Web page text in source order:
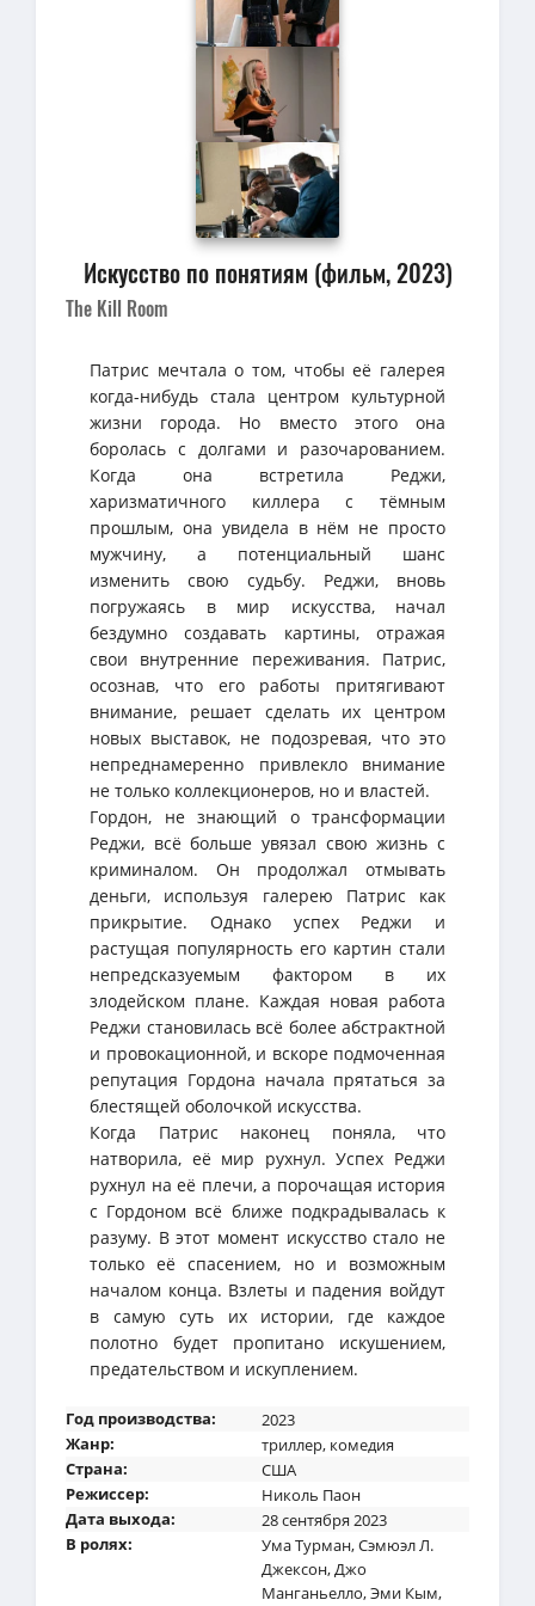
Искусство по понятиям (фильм, 2023)
The Kill Room
Патрис мечтала о том, чтобы её галерея
когда-нибудь стала центром культурной
жизни города. Но вместо этого она
боролась с долгами и разочарованием.
Когда она встретила Реджи,
харизматичного киллера с тёмным
прошлым, она увидела в нём не просто
мужчину, а потенциальный шанс
изменить свою судьбу. Реджи, вновь
погружаясь в мир искусства, начал
бездумно создавать картины, отражая
свои внутренние переживания. Патрис,
осознав, что его работы притягивают
внимание, решает сделать их центром
новых выставок, не подозревая, что это
непреднамеренно привлекло внимание
не только коллекционеров, но и властей.
Гордон, не знающий о трансформации
Реджи, всё больше увязал свою жизнь с
криминалом. Он продолжал отмывать
деньги, используя галерею Патрис как
прикрытие. Однако успех Реджи и
растущая популярность его картин стали
непредсказуемым фактором в их
злодейском плане. Каждая новая работа
Реджи становилась всё более абстрактной
и провокационной, и вскоре подмоченная
репутация Гордона начала прятаться за
блестящей оболочкой искусства.
Когда Патрис наконец поняла, что
натворила, её мир рухнул. Успех Реджи
рухнул на её плечи, а порочащая история
с Гордоном всё ближе подкрадывалась к
разуму. В этот момент искусство стало не
только её спасением, но и возможным
началом конца. Взлеты и падения войдут
в самую суть их истории, где каждое
полотно будет пропитано искушением,
предательством и искуплением.
Год производства:
2023
Жанр:
триллер, комедия
Страна:
США
Режиссер:
Николь Паон
Дата выхода:
28 сентября 2023
В ролях:
Ума Турман,Сэмюэл Л.
Джексон,Джо
Манганьелло,Эми Кым,